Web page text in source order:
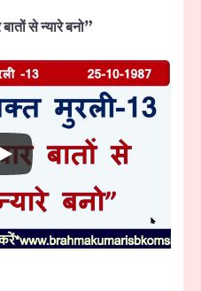
से न्यारे बनो”